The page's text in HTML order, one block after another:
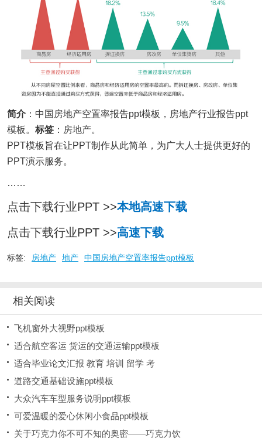
简介 ：中国房地产空置率报告ppt模板，房地产行业报告ppt
模板。 标签 ： 房地产。
PPT模板旨在让PPT制作从此简单，为广大人士提供更好的
PPT演示服务。
……
点击下载行业PPT >>本地高速下载
点击下载行业PPT >>高速下载
标签: 房地产 地产 中国房地产空置率报告ppt模板
相关阅读
飞机窗外大视野ppt模板
适合航空客运 货运的交通运输ppt模板
适合毕业论文汇报 教育 培训 留学 考
道路交通基础设施ppt模板
大众汽车车型服务说明ppt模板
可爱温暖的爱心休闲小食品ppt模板
关于巧克力你不可不知的奥密——巧克力饮